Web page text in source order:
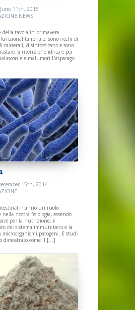
11th, 2015
NEWS
della tavola in primavera
renale, sono ricchi di
minerali, disintossicano e sono
la ritenzione idrica e per
e malumori L’asparago
15th, 2014
hanno un ruolo
nostra fisiologia, essendo
per la nutrizione, il
del sistema immunitario e la
microorganismi patogeni. E studi
dimostrato come il […]